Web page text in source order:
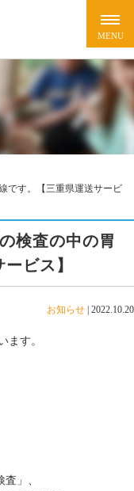
です。【三重県運送サービ
検査の中の胃
ビス】
お知らせ 2022.10.20
ます。
」、